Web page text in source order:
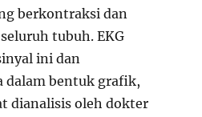
berkontraksi dan
tubuh. EKG
ini dan
dalam bentuk grafik,
dianalisis oleh dokter